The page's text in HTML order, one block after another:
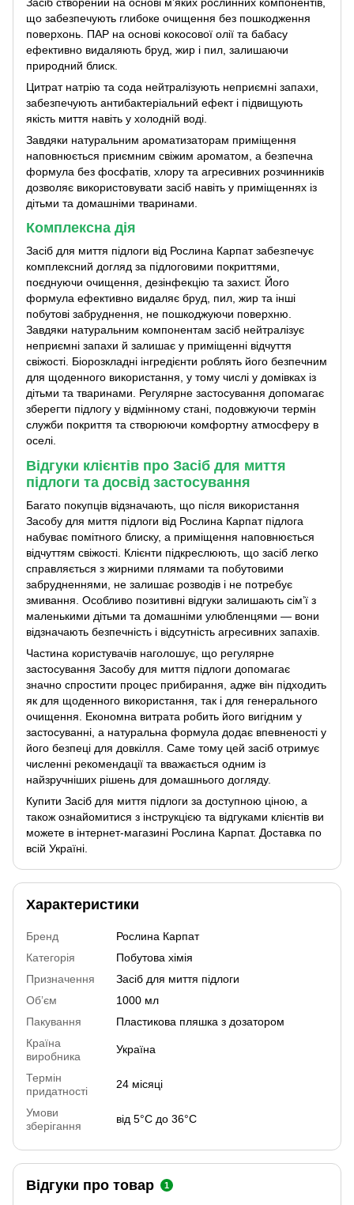
що забезпечують глибоке очищення без пошкодження
поверхонь. ПАР на основі кокосової олії та бабасу
ефективно видаляють бруд, жир і пил, залишаючи
природний блиск.
Цитрат натрію та сода нейтралізують неприємні запахи,
забезпечують антибактеріальний ефект і підвищують
якість миття навіть у холодній воді.
Завдяки натуральним ароматизаторам приміщення
наповнюється приємним свіжим ароматом, а безпечна
формула без фосфатів, хлору та агресивних розчинників
дозволяє використовувати засіб навіть у приміщеннях із
дітьми та домашніми тваринами.
Комплексна дія
Засіб для миття підлоги від Рослина Карпат забезпечує
комплексний догляд за підлоговими покриттями,
поєднуючи очищення, дезінфекцію та захист. Його
формула ефективно видаляє бруд, пил, жир та інші
побутові забруднення, не пошкоджуючи поверхню.
Завдяки натуральним компонентам засіб нейтралізує
неприємні запахи й залишає у приміщенні відчуття
свіжості. Біорозкладні інгредієнти роблять його безпечним
для щоденного використання, у тому числі у домівках із
дітьми та тваринами. Регулярне застосування допомагає
зберегти підлогу у відмінному стані, подовжуючи термін
служби покриття та створюючи комфортну атмосферу в
оселі.
Відгуки клієнтів про Засіб для миття
підлоги та досвід застосування
Багато покупців відзначають, що після використання
Засобу для миття підлоги від Рослина Карпат підлога
набуває помітного блиску, а приміщення наповнюється
відчуттям свіжості. Клієнти підкреслюють, що засіб легко
справляється з жирними плямами та побутовими
забрудненнями, не залишає розводів і не потребує
змивання. Особливо позитивні відгуки залишають сім’ї з
маленькими дітьми та домашніми улюбленцями — вони
відзначають безпечність і відсутність агресивних запахів.
Частина користувачів наголошує, що регулярне
застосування Засобу для миття підлоги допомагає
значно спростити процес прибирання, адже він підходить
як для щоденного використання, так і для генерального
очищення. Економна витрата робить його вигідним у
застосуванні, а натуральна формула додає впевненості у
його безпеці для довкілля. Саме тому цей засіб отримує
численні рекомендації та вважається одним із
найзручніших рішень для домашнього догляду.
Купити Засіб для миття підлоги за доступною ціною, а
також ознайомитися з інструкцією та відгуками клієнтів ви
можете в інтернет-магазині Рослина Карпат. Доставка по
всій Україні.
Характеристики
Бренд
Рослина Карпат
Категорія
Побутова хімія
Призначення
Засіб для миття підлоги
Обʼєм
1000 мл
Пакування
Пластикова пляшка з дозатором
Країна
виробника
Україна
Термін
придатності
24 місяці
Умови
зберігання
від 5°С до 36°С
Відгуки про товар 1